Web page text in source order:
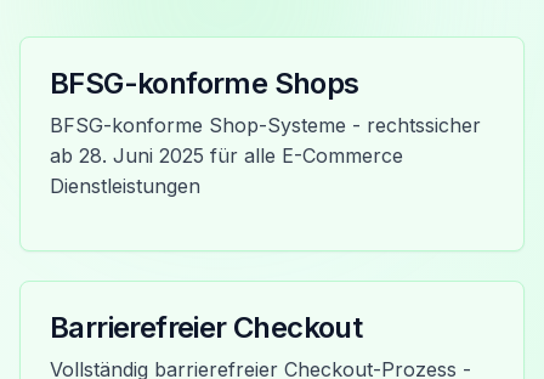
BFSG-konforme Shops
BFSG-konforme Shop-Systeme - rechtssicher
ab 28. Juni 2025 für alle E-Commerce
Dienstleistungen
Barrierefreier Checkout
Vollständig barrierefreier Checkout-Prozess -